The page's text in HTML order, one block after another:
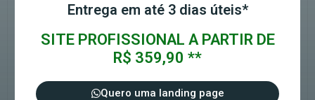
Entrega em até 3 dias úteis*
SITE PROFISSIONAL A PARTIR DE
R$ 359,90 **
Quero uma landing page